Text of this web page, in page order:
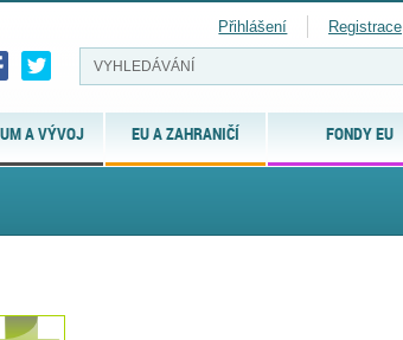
A VÝVOJ EU A ZAHRANIČÍ FONDY EU
Přihlášení Registrace